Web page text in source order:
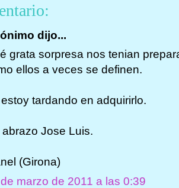
dijo...
grata sorpresa nos tenian
ellos a veces se definen.
tardando en adquirirlo.
abrazo Jose Luis.
(Girona)
marzo de 2011 a las 0:39